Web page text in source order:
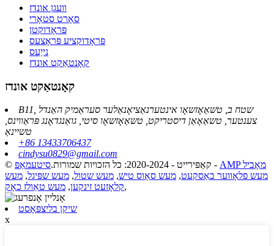
וועגן אונדז
סאָרט סטאָרי
פּראָדוקטן
פּראָדוקציע פּראָצעס
נייַעס
קאָנטאַקט אונדז
קאָנטאַקט אונדז
B11, שטח ב, טשאַאָזשאָו אינטערנאַציאָנאַלער סעראַמיק האַנדל
צענטער, טשאַאָאַן דיסטריקט, טשאַאָזשאָו סיטי, גואַנגדאָנג פּראַווינס,
טשיינאַ
+86 13433706437
cindysu0829@gmail.com
© קאַפּירייט - 2020-2024: כל הזכויות שמורות.
סיטעמאַפּ -
AMP מאָביל
מעש פלאָווער באַסקעט, מעש סאָוס טיש, מעש שטול, מעש שפּיגל, מעש
קלאָזעט זינקען, מעש טאַולז כאָק ,
שיקן בליצפּאָסט
x